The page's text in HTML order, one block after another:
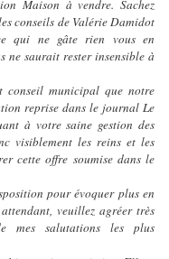
Maison à vendre. Sachez
conseils de Valérie Damidot
qui ne gâte rien vous en
ne saurait rester insensible à
conseil municipal que notre
reprise dans le journal Le
à votre saine gestion des
visiblement les reins et les
cette offre soumise dans le
pour évoquer plus en
veuillez agréer très
mes salutations les plus